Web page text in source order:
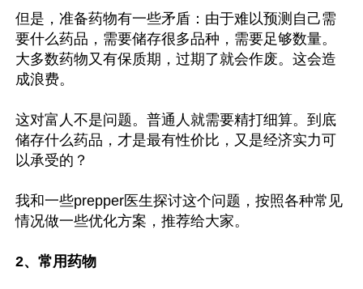
但是，准备药物有一些矛盾：由于难以预测自己需
要什么药品，需要储存很多品种，需要足够数量。
大多数药物又有保质期，过期了就会作废。这会造
成浪费。
这对富人不是问题。普通人就需要精打细算。到底
储存什么药品，才是最有性价比，又是经济实力可
以承受的？
我和一些prepper医生探讨这个问题，按照各种常见
情况做一些优化方案，推荐给大家。
2、常用药物